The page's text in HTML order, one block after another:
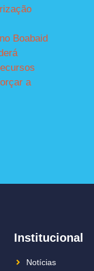
Boabaid
a
Institucional
Notícias